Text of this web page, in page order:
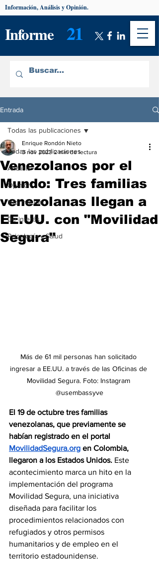
Informe 21
Información, Análisis y Opinión.
Entrada
Todas las publicaciones
Análisis
Opinión
Información
De interés
Psicología y Salud
Todas las publicaciones
Venezolanos por el
Mundo: Tres familias
venezolanas llegan a
EE.UU. con "Movilidad
Segura"
Enrique Rondón Nieto
3 nov 2023 2 min de lectura
Más de 61 mil personas han solicitado
ingresar a EE.UU. a través de las Oficinas de
Movilidad Segura. Foto: Instagram
@usembassyve
El 19 de octubre tres familias
venezolanas, que previamente se
habían registrado en el portal
MovilidadSegura.org en Colombia,
llegaron a los Estados Unidos. Este
acontecimiento marca un hito en la
implementación del programa
Movilidad Segura, una iniciativa
diseñada para facilitar los
procedimientos relacionados con
refugiados y otros permisos
humanitarios y de empleo en el
territorio estadounidense.